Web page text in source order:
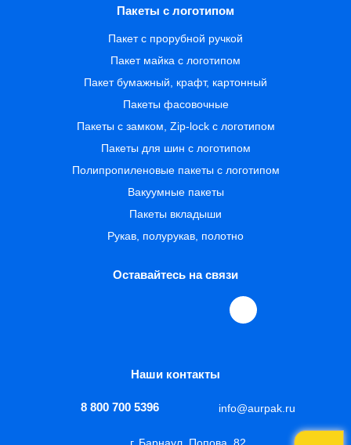
Пакеты с логотипом
Пакет с прорубной ручкой
Пакет майка с логотипом
Пакет бумажный, крафт, картонный
Пакеты фасовочные
Пакеты с замком, Zip-lock с логотипом
Пакеты для шин с логотипом
Полипропиленовые пакеты с логотипом
Вакуумные пакеты
Пакеты вкладыши
Рукав, полурукав, полотно
Оставайтесь на связи
Наши контакты
8 800 700 5396 info@aurpak.ru